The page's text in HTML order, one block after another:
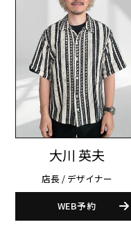
大川 英夫
店長 / デザイナー
WEB予約